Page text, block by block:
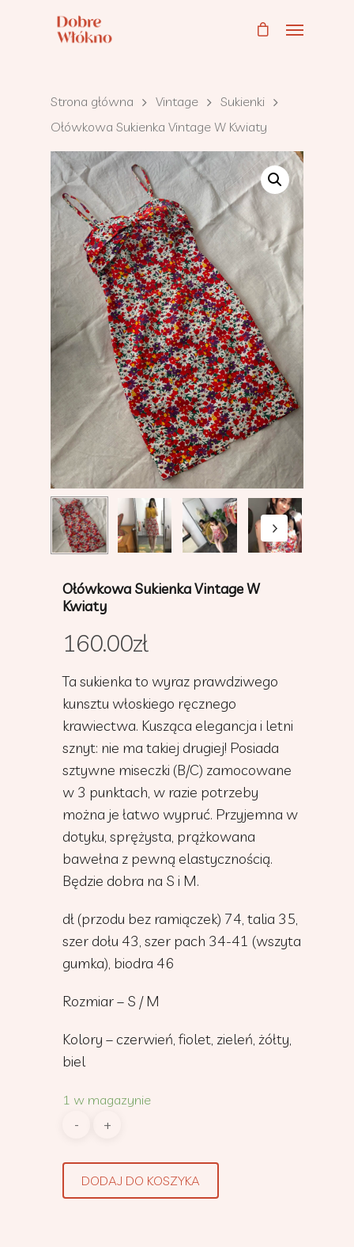
Strona główna Vintage
Sukienki
Ołówkowa Sukienka Vintage W Kwiaty
Ołówkowa Sukienka Vintage W
Kwiaty
160.00zł
Ta sukienka to wyraz prawdziwego
kunsztu włoskiego ręcznego
krawiectwa. Kusząca elegancja i letni
sznyt: nie ma takiej drugiej! Posiada
sztywne miseczki (B/C) zamocowane
w 3 punktach, w razie potrzeby
można je łatwo wypruć. Przyjemna w
dotyku, sprężysta, prążkowana
bawełna z pewną elastycznością.
Będzie dobra na S i M.
dł (przodu bez ramiączek) 74, talia 35,
szer dołu 43, szer pach 34-41 (wszyta
gumka), biodra 46
Rozmiar – S / M
Kolory – czerwień, fiolet, zieleń, żółty,
biel
1 w magazynie
DODAJ DO KOSZYKA